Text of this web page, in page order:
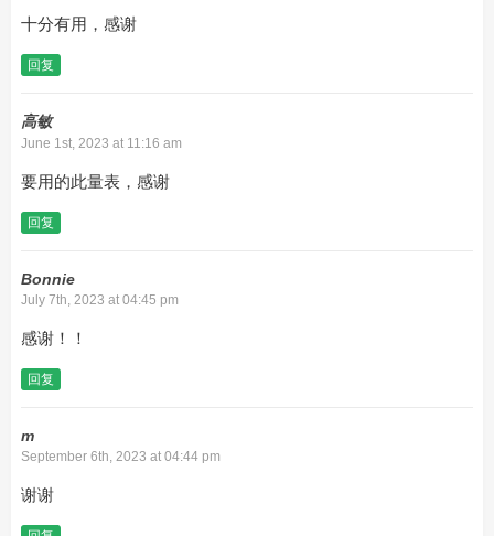
十分有用，感谢
回复
高敏
June 1st, 2023 at 11:16 am
要用的此量表，感谢
回复
Bonnie
July 7th, 2023 at 04:45 pm
感谢！！
回复
m
September 6th, 2023 at 04:44 pm
谢谢